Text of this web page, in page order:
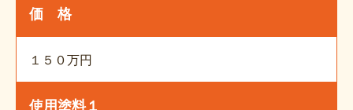
価 格
１５０万円
使用塗料１